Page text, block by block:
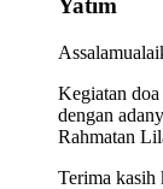
Yatim
Kegiatan doa
dengan
Rahmatan
Terima kasih